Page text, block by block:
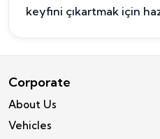
keyfini çıkartmak için
Corporate
About Us
Vehicles